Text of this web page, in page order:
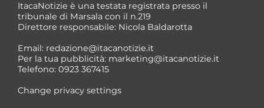
*
ItacaNotizie è una testata registrata presso il
tribunale di Marsala con il n.219
Direttore responsabile: Nicola Baldarotta
Email: redazione@itacanotizie.it
Per la tua pubblicità: marketing@itacanotizie.it
Telefono: 0923 367415
Change privacy settings